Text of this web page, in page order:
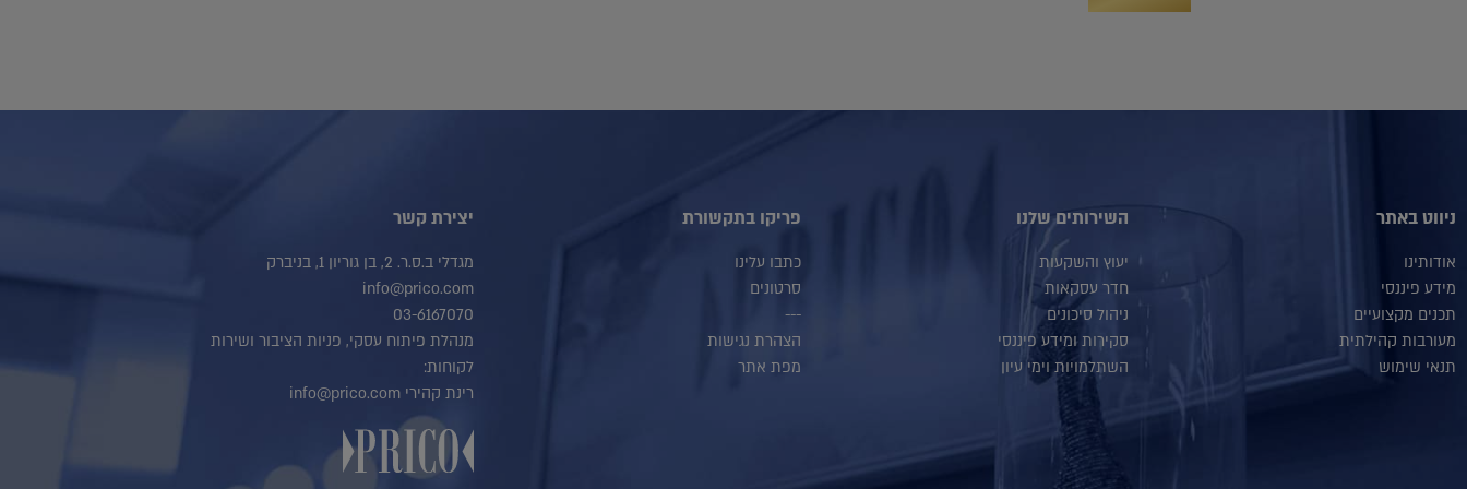
ניווט באתר
אודותינו
מידע פיננסי
תכנים מקצועיים
מעורבות קהילתית
תנאי שימוש
השירותים שלנו
יעוץ והשקעות
חדר עסקאות
ניהול סיכונים
סקירות ומידע פיננסי
השתלמויות וימי עיון
פריקו בתקשורת
כתבו עלינו
סרטונים
---
הצהרת נגישות
מפת אתר
יצירת קשר
מגדלי ב.ס.ר. 2, בן גוריון 1, בניברק
info@prico.com
03-6167070
מנהלת פיתוח עסקי, פניות הציבור ושירות
לקוחות:
רינת קהירי info@prico.com